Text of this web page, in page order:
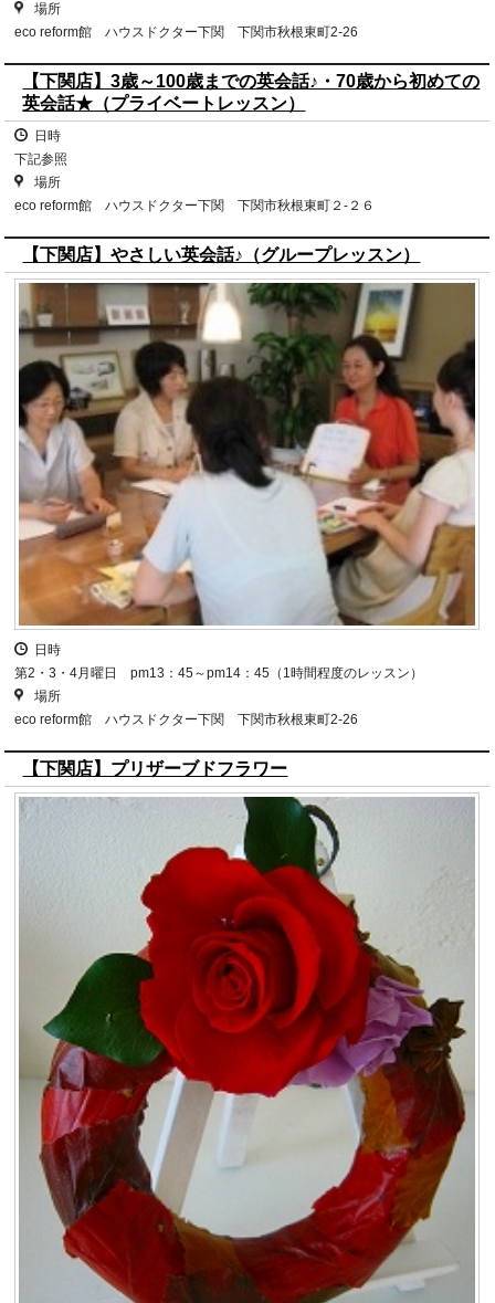
場所
eco reform館 ハウスドクター下関 下関市秋根東町2-26
【下関店】3歳～100歳までの英会話♪・70歳から初めての
英会話★（プライベートレッスン）
日時
下記参照
場所
eco reform館 ハウスドクター下関 下関市秋根東町２-２６
【下関店】やさしい英会話♪（グループレッスン）
日時
第2・3・4月曜日 pm13：45～pm14：45（1時間程度のレッスン）
場所
eco reform館 ハウスドクター下関 下関市秋根東町2-26
【下関店】プリザーブドフラワー